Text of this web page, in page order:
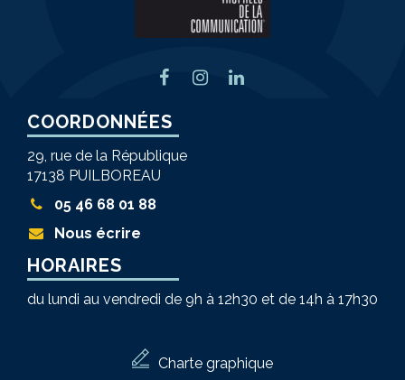
Lien
compte
Facebook
Lien
COORDONNÉES
29, rue de la République
17138 PUILBOREAU
05 46 68 01 88
Nous écrire
HORAIRES
du lundi au vendredi de 9h à 12h30 et de 14h à 17h30
Charte graphique